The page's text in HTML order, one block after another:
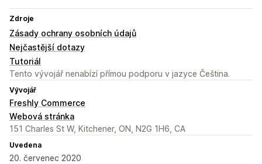
Zdroje
Zásady ochrany osobních údajů
Nejčastější dotazy
Tutoriál
Tento vývojář nenabízí přímou podporu v jazyce Čeština.
Vývojář
Freshly Commerce
Webová stránka
151 Charles St W, Kitchener, ON, N2G 1H6, CA
Uvedena
20. červenec 2020